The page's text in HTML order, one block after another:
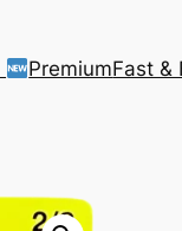
PremiumFast &